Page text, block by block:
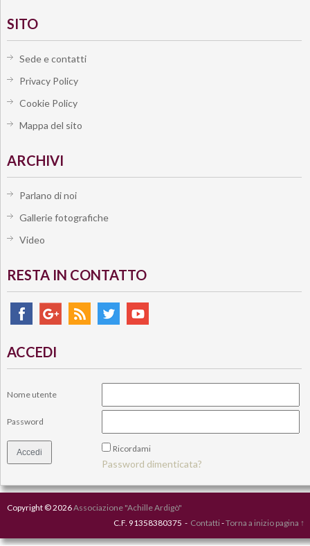
SITO
Sede e contatti
Privacy Policy
Cookie Policy
Mappa del sito
ARCHIVI
Parlano di noi
Gallerie fotografiche
Video
RESTA IN CONTATTO
ACCEDI
Nome utente
Password
Ricordami
Password dimenticata?
Copyright © 2026Associazione "Achille Ardigò"
C.F. 91358380375 - Contatti -Torna a inizio pagina ↑